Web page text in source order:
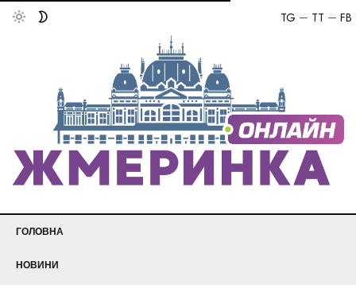
FB
TT
TG
ГОЛОВНА
НОВИНИ